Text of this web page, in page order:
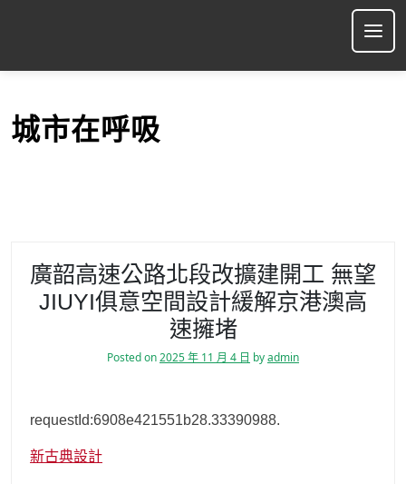
p
城市在呼吸
廣韶高速公路北段改擴建開工 無望
JIUYI俱意空間設計緩解京港澳高
速擁堵
Posted on2025 年 11 月 4 日 byadmin
requestId:6908e421551b28.33390988.
新古典設計